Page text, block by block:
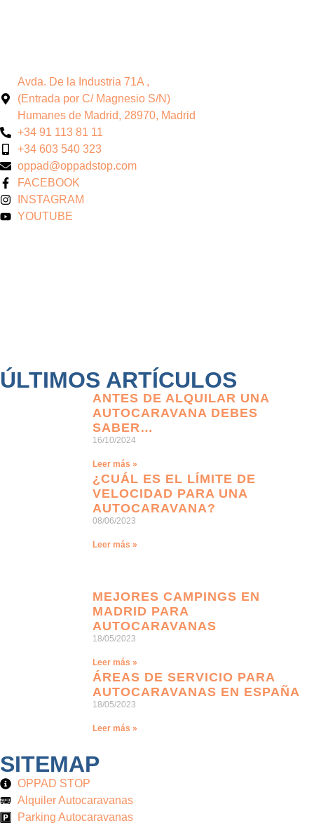
Avda. De la Industria 71A ,
(Entrada por C/ Magnesio S/N)
Humanes de Madrid, 28970, Madrid
+34 91 113 81 11
+34 603 540 323
oppad@oppadstop.com
FACEBOOK
INSTAGRAM
YOUTUBE
ÚLTIMOS ARTÍCULOS
ANTES DE ALQUILAR UNA
AUTOCARAVANA DEBES
SABER…
16/10/2024
Leer más »
¿CUÁL ES EL LÍMITE DE
VELOCIDAD PARA UNA
AUTOCARAVANA?
08/06/2023
Leer más »
MEJORES CAMPINGS EN
MADRID PARA
AUTOCARAVANAS
18/05/2023
Leer más »
ÁREAS DE SERVICIO PARA
AUTOCARAVANAS EN ESPAÑA
18/05/2023
Leer más »
SITEMAP
OPPAD STOP
Alquiler Autocaravanas
Parking Autocaravanas